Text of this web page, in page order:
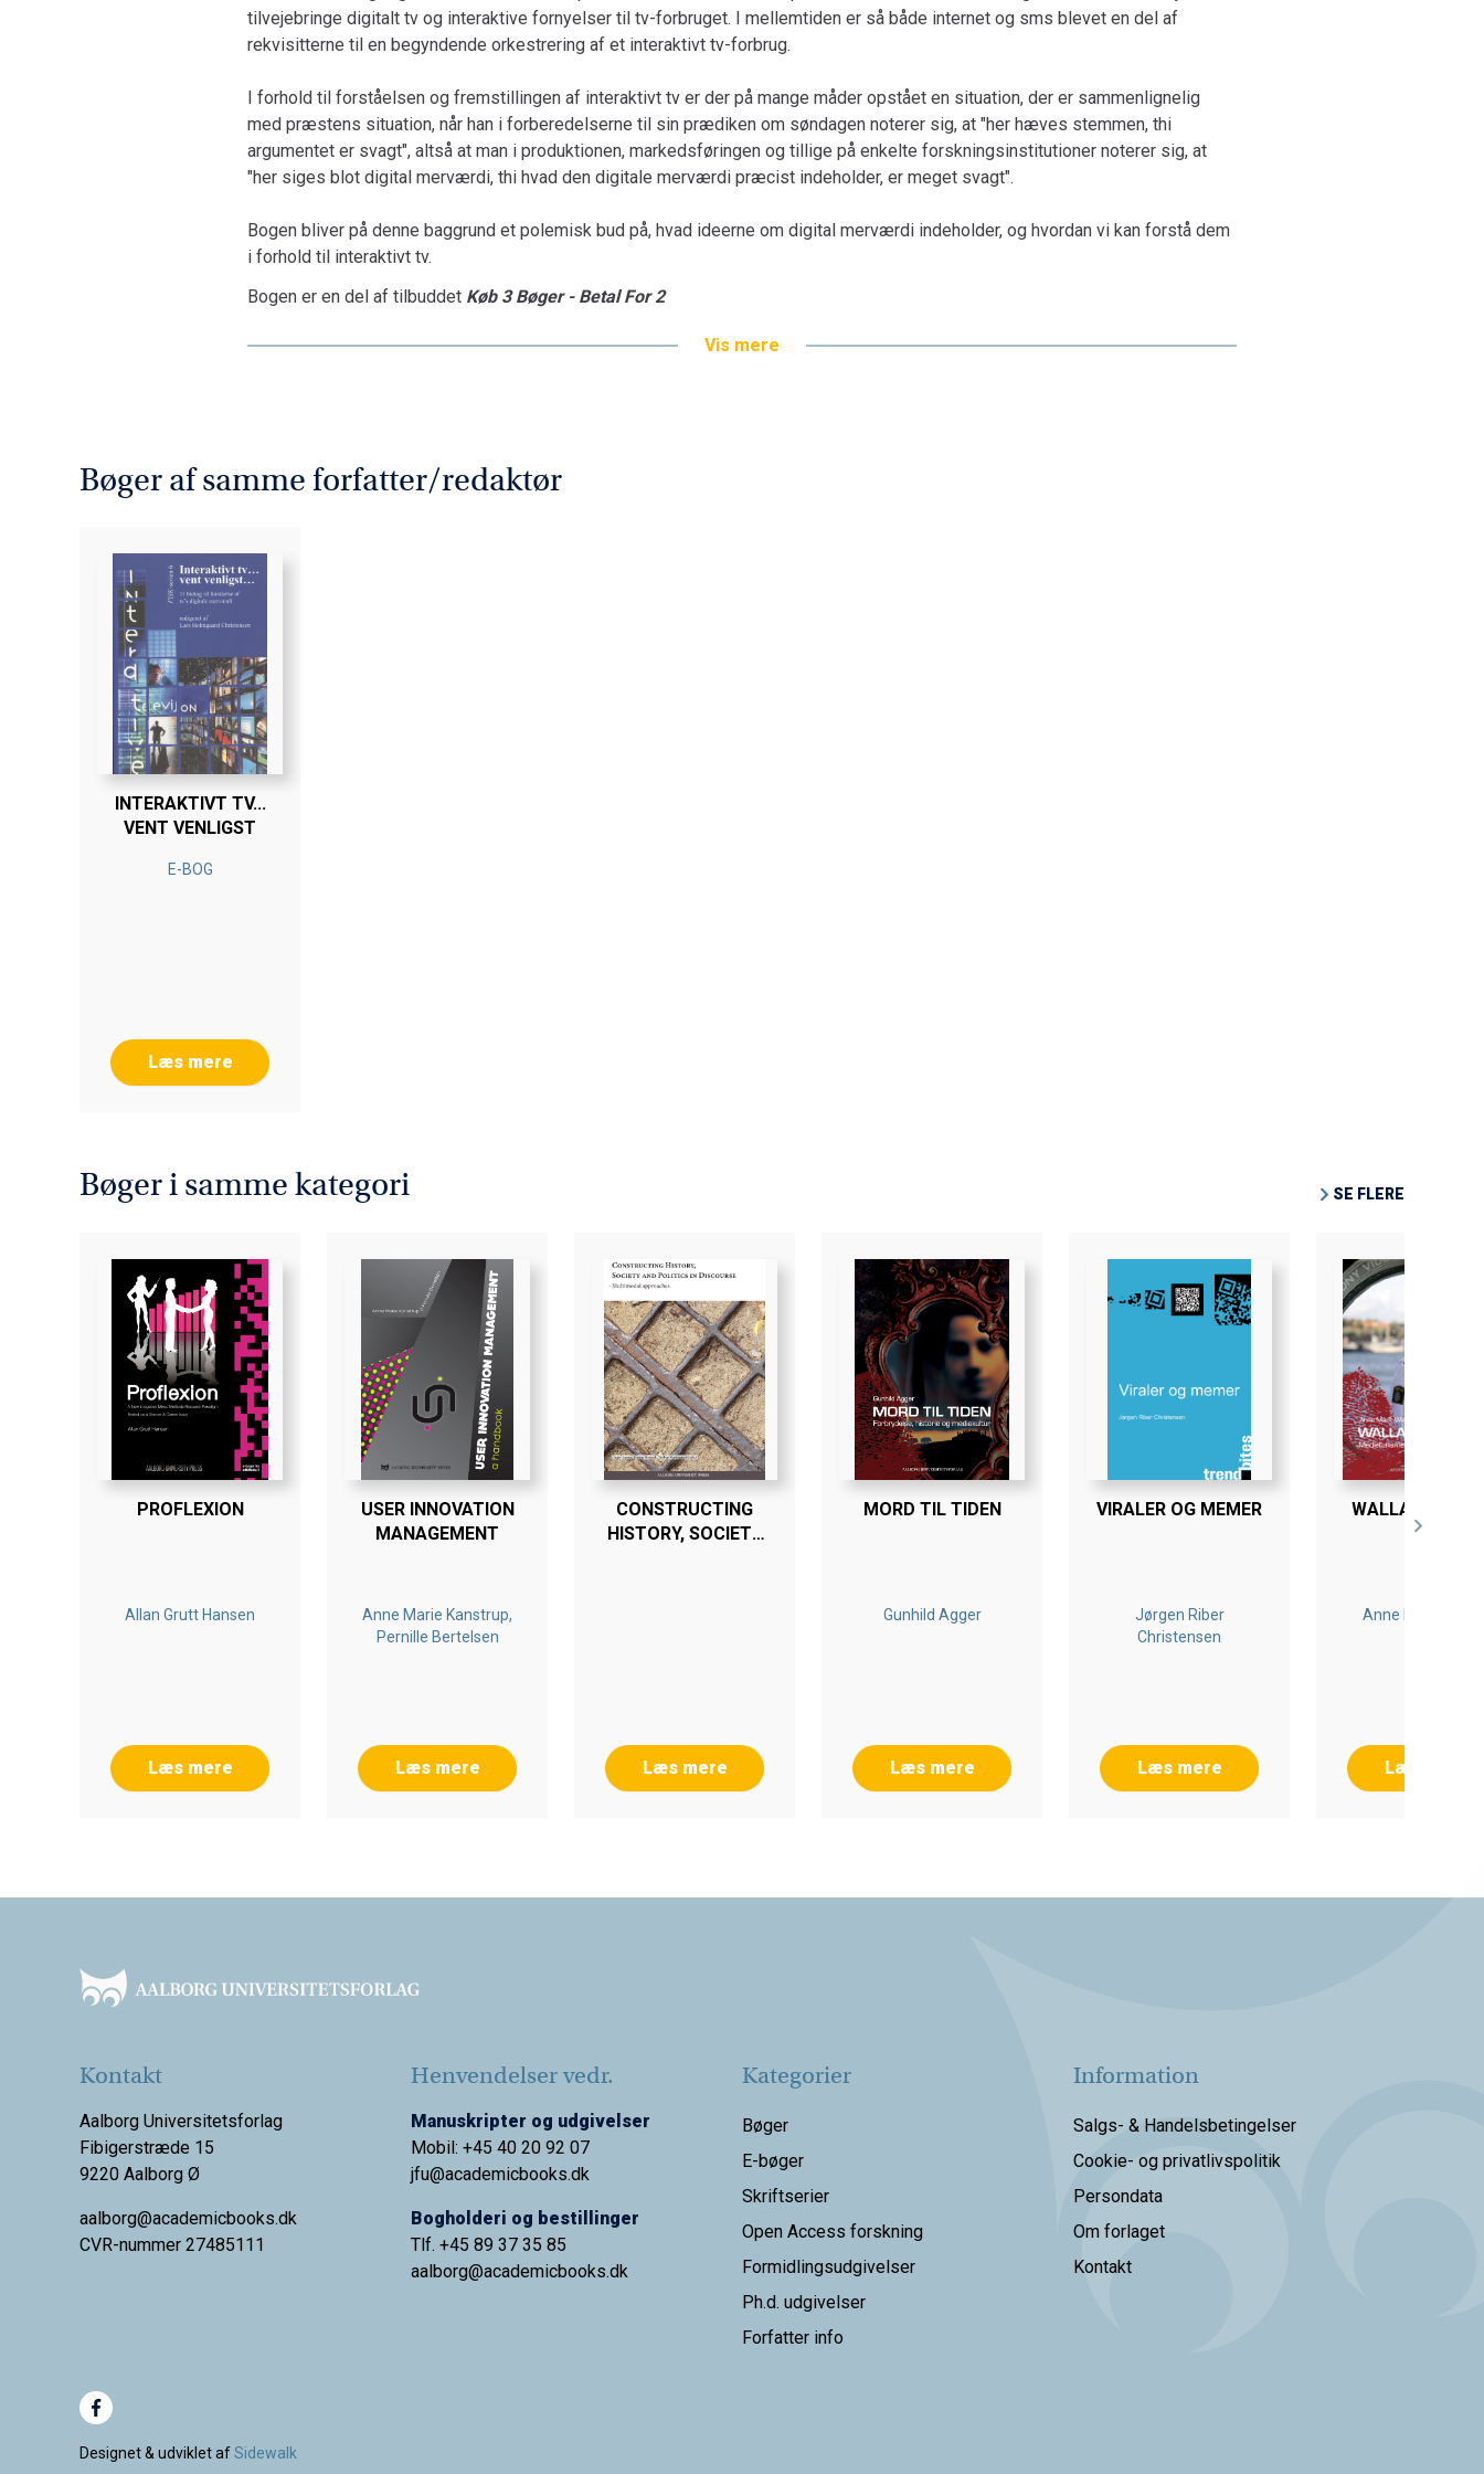
tilvejebringe digitalt tv og interaktive fornyelser til tv-forbruget. I mellemtiden er så både internet og sms blevet en del af
rekvisitterne til en begyndende orkestrering af et interaktivt tv-forbrug.
I forhold til forståelsen og fremstillingen af interaktivt tv er der på mange måder opstået en situation, der er sammenlignelig
med præstens situation, når han i forberedelserne til sin prædiken om søndagen noterer sig, at "her hæves stemmen, thi
argumentet er svagt", altså at man i produktionen, markedsføringen og tillige på enkelte forskningsinstitutioner noterer sig, at
"her siges blot digital merværdi, thi hvad den digitale merværdi præcist indeholder, er meget svagt".
Bogen bliver på denne baggrund et polemisk bud på, hvad ideerne om digital merværdi indeholder, og hvordan vi kan forstå dem
i forhold til interaktivt tv.
Bogen er en del af tilbuddet Køb 3 Bøger - Betal For 2
Vis mere
Bøger af samme forfatter/redaktør
INTERAKTIVT TV...
VENT VENLIGST
E-BOG
Læs mere
Bøger i samme kategori SE FLERE
PROFLEXION
Allan Grutt Hansen
Læs mere
USER INNOVATION
MANAGEMENT
Anne Marie Kanstrup,
Pernille Bertelsen
Læs mere
CONSTRUCTING
HISTORY, SOCIETY
Læs mere
MORD TIL TIDEN
Gunhild Agger
Læs mere
VIRALER OG MEMER
Jørgen Riber
Christensen
Læs mere
Anne Marit
Læs mere
Kontakt
Aalborg Universitetsforlag
Fibigerstræde 15
9220 Aalborg Ø
aalborg@academicbooks.dk
CVR-nummer 27485111
Henvendelser vedr.
Manuskripter og udgivelser
Mobil: +45 40 20 92 07
jfu@academicbooks.dk
Bogholderi og bestillinger
Tlf. +45 89 37 35 85
aalborg@academicbooks.dk
Kategorier
Bøger
E-bøger
Skriftserier
Open Access forskning
Formidlingsudgivelser
Ph.d. udgivelser
Forfatter info
Information
Salgs- & Handelsbetingelser
Cookie- og privatlivspolitik
Persondata
Om forlaget
Kontakt
Designet & udviklet afSidewalk